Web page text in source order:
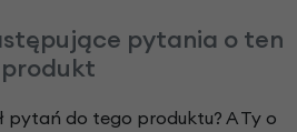
pytania o ten
produkt
pytań do tego produktu? A Ty o